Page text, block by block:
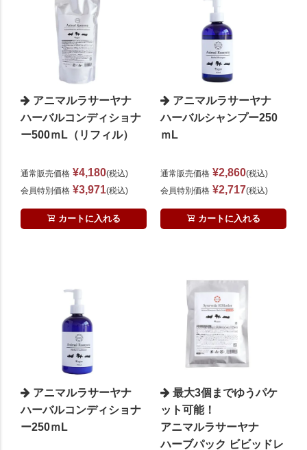
アニマルラサーヤナ
ハーバルコンディショナ
ー500ｍL（リフィル）
通常販売価格 ¥4,180 税込
会員特別価格 ¥3,971 税込
カートに入れる
アニマルラサーヤナ
ハーバルシャンプー250
ｍL
通常販売価格 ¥2,860 税込
会員特別価格 ¥2,717 税込
カートに入れる
アニマルラサーヤナ
ハーバルコンディショナ
ー250ｍL
最大3個までゆうパケ
ット可能！
アニマルラサーヤナ
ハーブパック ビビッドレ